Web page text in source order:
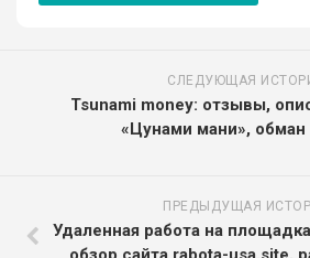
СЛЕДУЮЩАЯ
Tsunami money: отзывы,
«Цунами мани», обман
ПРЕДЫДУЩАЯ
Удаленная работа на